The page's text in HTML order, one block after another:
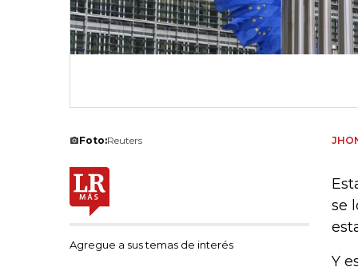
Foto:Reuters
Agregue a sus temas de interés
se
Y